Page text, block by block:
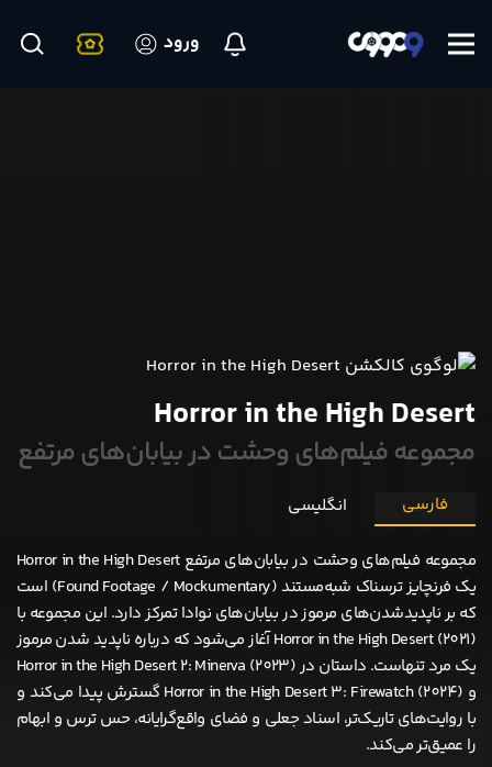
ورود
Horror in the High Desert
مجموعه فیلم‌های وحشت در بیابان‌های مرتفع
فارسی انگلیسی
مجموعه فیلم‌های وحشت در بیابان‌های مرتفع Horror in the High Desert
یک فرنچایز ترسناک شبه‌مستند (Found Footage / Mockumentary) است
که بر ناپدیدشدن‌های مرموز در بیابان‌های نوادا تمرکز دارد. این مجموعه با
Horror in the High Desert (2021) آغاز می‌شود که درباره ناپدید شدن مرموز
یک مرد تنهاست. داستان در Horror in the High Desert 2: Minerva (2023)
و Horror in the High Desert 3: Firewatch (2024) گسترش پیدا می‌کند و
با روایت‌های تاریک‌تر، اسناد جعلی و فضای واقع‌گرایانه، حس ترس و ابهام
را عمیق‌تر می‌کند.